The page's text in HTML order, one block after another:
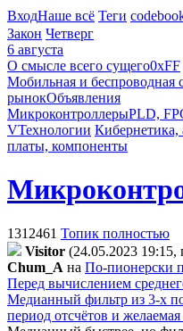
ВходНаше всё Теги
Закон Четверг
6 августа
О смысле всего сущего0xFF
Мобильная и беспроводная
рынокОбъявления
МикроконтроллерыPLD,
VТехнологии Кибернетика,
платы, компоненты
1312461 Топик полностью
Visitor (24.05.2023 19:15,
Chum_A на По-пионерски
Перед вычислением
Медианный фильтр из 3-х
период отсчётов и